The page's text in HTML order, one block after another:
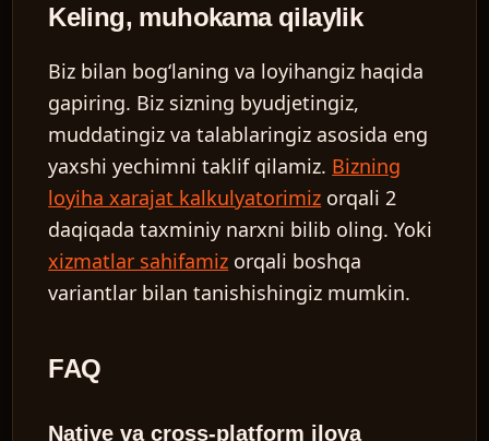
Keling, muhokama qilaylik
Biz bilan bog‘laning va loyihangiz haqida
gapiring. Biz sizning byudjetingiz,
muddatingiz va talablaringiz asosida eng
yaxshi yechimni taklif qilamiz. Bizning
loyiha xarajat kalkulyatorimiz orqali 2
daqiqada taxminiy narxni bilib oling. Yoki
xizmatlar sahifamiz orqali boshqa
variantlar bilan tanishishingiz mumkin.
FAQ
Native va cross-platform ilova